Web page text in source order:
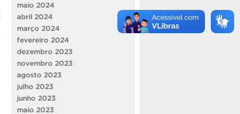
maio 2024
abril 2024
março 2024
fevereiro 2024
dezembro 2023
novembro 2023
agosto 2023
julho 2023
junho 2023
maio 2023